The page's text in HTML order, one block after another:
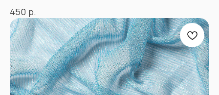
450 р.
@ 2026
ИП Вакульчик Мария Олеговна
ОГРН 322265100088534
ИНН 262609965884
КАТАЛОГ
*